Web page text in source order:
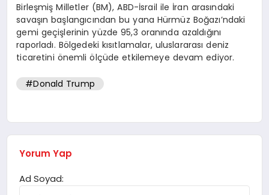
Birleşmiş Milletler (BM), ABD-İsrail ile İran arasındaki
savaşın başlangıcından bu yana Hürmüz Boğazı’ndaki
gemi geçişlerinin yüzde 95,3 oranında azaldığını
raporladı. Bölgedeki kısıtlamalar, uluslararası deniz
ticaretini önemli ölçüde etkilemeye devam ediyor.
#Donald Trump
Yorum Yap
Ad Soyad: